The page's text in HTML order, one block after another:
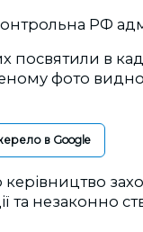
РФ
посвятили в
фото
в Google
керівництво
та незаконно